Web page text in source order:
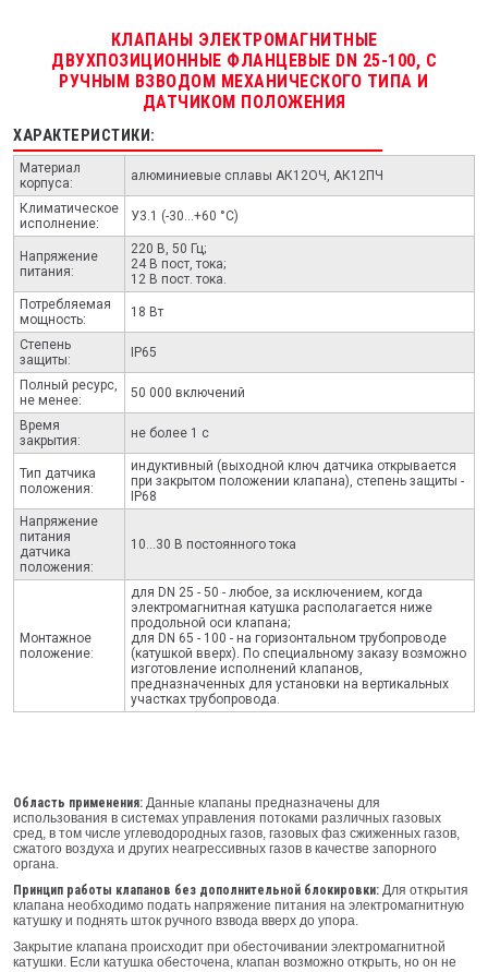
КЛАПАНЫ ЭЛЕКТРОМАГНИТНЫЕ
ДВУХПОЗИЦИОННЫЕ ФЛАНЦЕВЫЕ DN 25-100, С
РУЧНЫМ ВЗВОДОМ МЕХАНИЧЕСКОГО ТИПА И
ДАТЧИКОМ ПОЛОЖЕНИЯ
ХАРАКТЕРИСТИКИ:
Материал
корпуса:
алюминиевые сплавы АК12ОЧ, АК12ПЧ
Климатическое
исполнение:
У3.1 (-30...+60 °С)
Напряжение
питания:
220 В, 50 Гц;
24 В пост, тока;
12 В пост. тока.
Потребляемая
мощность:
18 Вт
Степень
защиты:
IP65
Полный ресурс,
не менее:
50 000 включений
Время
закрытия:
не более 1 с
Тип датчика
положения:
индуктивный (выходной ключ датчика открывается
при закрытом положении клапана), степень защиты -
IP68
Напряжение
питания
датчика
положения:
10...30 В постоянного тока
Монтажное
положение:
для DN 25 - 50 - любое, за исключением, когда
электромагнитная катушка располагается ниже
продольной оси клапана;
для DN 65 - 100 - на горизонтальном трубопроводе
(катушкой вверх). По специальному заказу возможно
изготовление исполнений клапанов,
предназначенных для установки на вертикальных
участках трубопровода.
Область применения: Данные клапаны предназначены для
использования в системах управления потоками различных газовых
сред, в том числе углеводородных газов, газовых фаз сжиженных газов,
сжатого воздуха и других неагрессивных газов в качестве запорного
органа.
Принцип работы клапанов без дополнительной блокировки: Для открытия
клапана необходимо подать напряжение питания на электромагнитную
катушку и поднять шток ручного взвода вверх до упора.
Закрытие клапана происходит при обесточивании электромагнитной
катушки. Если катушка обесточена, клапан возможно открыть, но он не